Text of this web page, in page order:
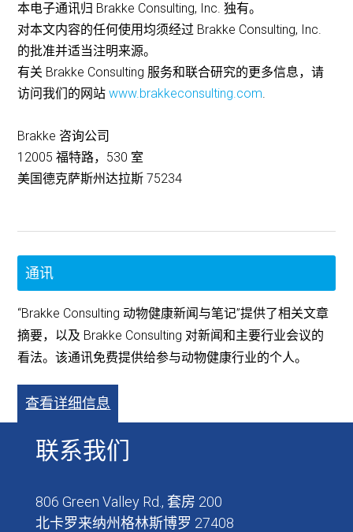
本电子通讯归 Brakke Consulting, Inc. 独有。
对本文内容的任何使用均须经过 Brakke Consulting, Inc.
的批准并适当注明来源。
有关 Brakke Consulting 服务和联合研究的更多信息，请
访问我们的网站www.brakkeconsulting.com.
Brakke 咨询公司
12005 福特路，530 室
美国德克萨斯州达拉斯 75234
通讯
“Brakke Consulting 动物健康新闻与笔记”提供了相关文章
摘要，以及 Brakke Consulting 对新闻和主要行业会议的
看法。该通讯免费提供给参与动物健康行业的个人。
查看详细信息
联系我们
806 Green Valley Rd., 套房 200
北卡罗来纳州格林斯博罗 27408